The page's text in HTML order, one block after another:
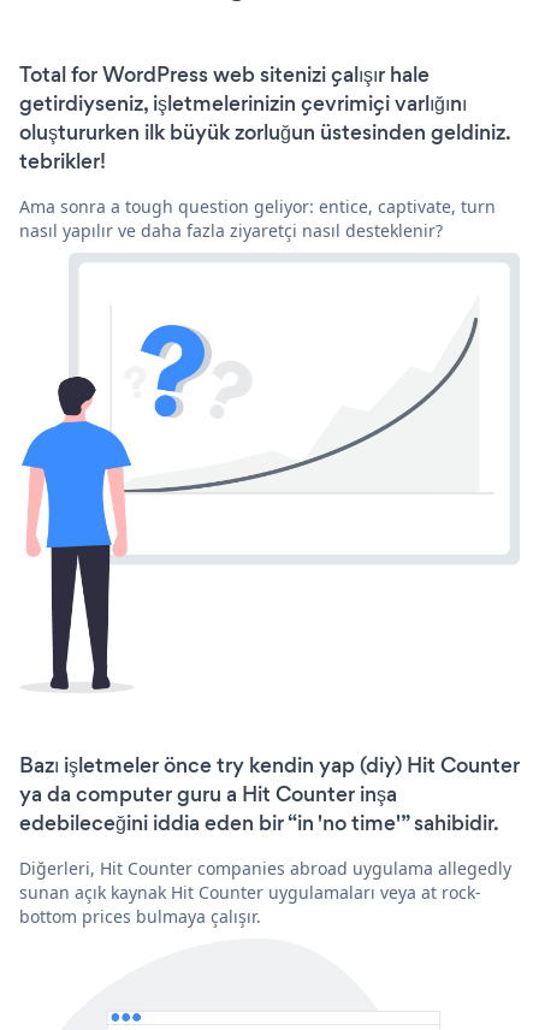
Total for WordPress web sitenizi çalışır hale
getirdiyseniz, işletmelerinizin çevrimiçi varlığını
oluştururken ilk büyük zorluğun üstesinden geldiniz.
tebrikler!
Ama sonra a tough question geliyor: entice, captivate, turn
nasıl yapılır ve daha fazla ziyaretçi nasıl desteklenir?
Bazı işletmeler önce try kendin yap (diy) Hit Counter
ya da computer guru a Hit Counter inşa
edebileceğini iddia eden bir “in 'no time'” sahibidir.
Diğerleri, Hit Counter companies abroad uygulama allegedly
sunan açık kaynak Hit Counter uygulamaları veya at rock-
bottom prices bulmaya çalışır.